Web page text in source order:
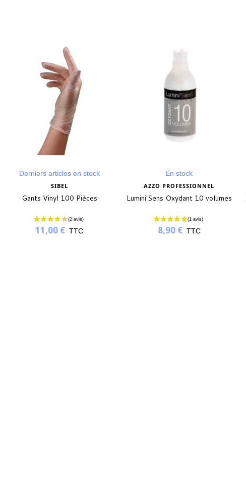
Derniers articles en stock
SIBEL
Gants Vinyl 100 Pièces
11,00 € TTC
En stock
AZZO PROFESSIONNEL
Lumini'Sens Oxydant 10 volumes
8,90 € TTC